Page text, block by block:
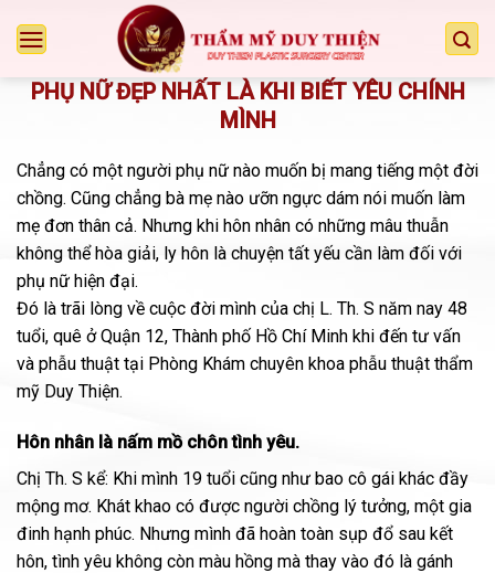
đến
dungPHỤ NỮ ĐẸP NHẤT LÀ KHI BIẾT YÊU CHÍNH
MÌNH
Chẳng có một người phụ nữ nào muốn bị mang tiếng một đời
chồng. Cũng chẳng bà mẹ nào ưỡn ngực dám nói muốn làm
mẹ đơn thân cả. Nhưng khi hôn nhân có những mâu thuẫn
không thể hòa giải, ly hôn là chuyện tất yếu cần làm đối với
phụ nữ hiện đại.
Đó là trãi lòng về cuộc đời mình của chị L. Th. S năm nay 48
tuổi, quê ở Quận 12, Thành phố Hồ Chí Minh khi đến tư vấn
và phẫu thuật tại Phòng Khám chuyên khoa phẫu thuật thẩm
mỹ Duy Thiện.
Hôn nhân là nấm mồ chôn tình yêu.
Chị Th. S kể: Khi mình 19 tuổi cũng như bao cô gái khác đầy
mộng mơ. Khát khao có được người chồng lý tưởng, một gia
đinh hạnh phúc. Nhưng mình đã hoàn toàn sụp đổ sau kết
hôn, tình yêu không còn màu hồng mà thay vào đó là gánh